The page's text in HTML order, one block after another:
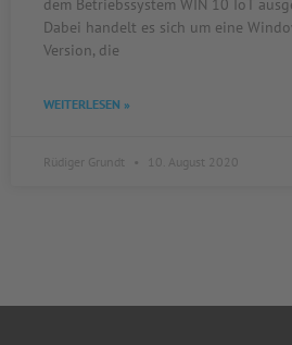
dem Betriebssystem WIN 10 IoT
Dabei handelt es sich um eine
Version, die
WEITERLESEN »
Rüdiger Grundt 10. August 2020